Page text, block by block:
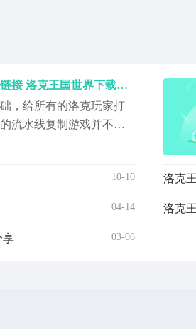
洛克王国世界下载手机版地址链接 洛克王国世界下载地址推荐
，给所有的洛克玩家打
流水线复制游戏并不相
，来看一下洛克王国世
一些精彩的玩法。每一10-10
04-14
享 03-06